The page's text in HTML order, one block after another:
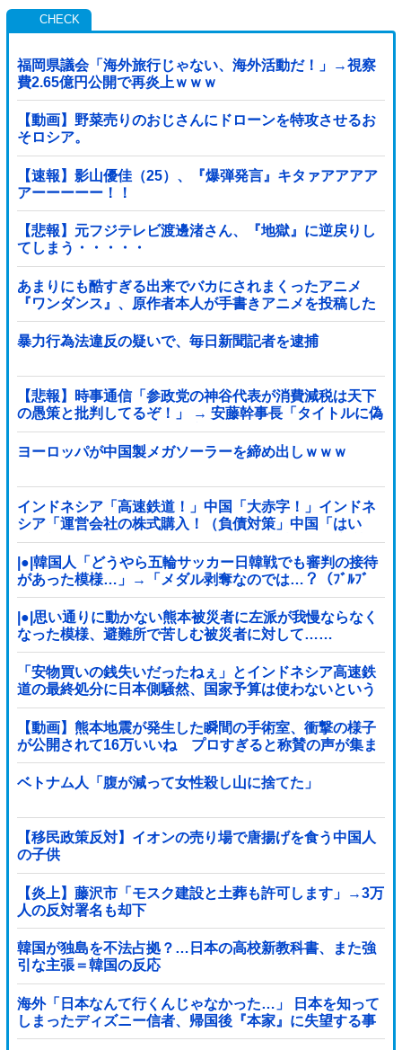
福岡県議会「海外旅行じゃない、海外活動だ！」→視察
費2.65億円公開で再炎上ｗｗｗ
【動画】野菜売りのおじさんにドローンを特攻させるお
そロシア。
【速報】影山優佳（25）、『爆弾発言』キタァアアアア
アーーーーー！！
【悲報】元フジテレビ渡邊渚さん、『地獄』に逆戻りし
てしまう・・・・・
あまりにも酷すぎる出来でバカにされまくったアニメ
『ワンダンス』、原作者本人が手書きアニメを投稿した
結果・・・ｗｗｗｗｗｗ他
暴力行為法違反の疑いで、毎日新聞記者を逮捕
【悲報】時事通信「参政党の神谷代表が消費減税は天下
の愚策と批判してるぞ！」 → 安藤幹事長「タイトルに偽
りあり！『参政党は消費税廃止派、減税派』」ｗｗｗｗ
ｗｗｗｗ
ヨーロッパが中国製メガソーラーを締め出しｗｗｗ
インドネシア「高速鉄道！」中国「大赤字！」インドネ
シア「運営会社の株式購入！（負債対策」中国「はい
（巨額負債」インドネシア「700km延伸計画！（実質中
止」→
|●|韓国人「どうやら五輪サッカー日韓戦でも審判の接待
があった模様…」→「メダル剥奪なのでは…？（ﾌﾞﾙﾌﾞ
ﾙ」＝韓国の反応
|●|思い通りに動かない熊本被災者に左派が我慢ならなく
なった模様、避難所で苦しむ被災者に対して……
「安物買いの銭失いだったねぇ」とインドネシア高速鉄
道の最終処分に日本側騒然、国家予算は使わないという
と何が財源なんだ？
【動画】熊本地震が発生した瞬間の手術室、衝撃の様子
が公開されて16万いいね プロすぎると称賛の声が集ま
る
ベトナム人「腹が減って女性殺し山に捨てた」
【移民政策反対】イオンの売り場で唐揚げを食う中国人
の子供
【炎上】藤沢市「モスク建設と土葬も許可します」→3万
人の反対署名も却下
韓国が独島を不法占拠？…日本の高校新教科書、また強
引な主張＝韓国の反応
海外「日本なんて行くんじゃなかった…」 日本を知って
しまったディズニー信者、帰国後『本家』に失望する事
態に